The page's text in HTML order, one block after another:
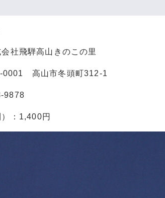
社飛騨高山きのこの里
0001 高山市冬頭町312-1
9878
：1,400円